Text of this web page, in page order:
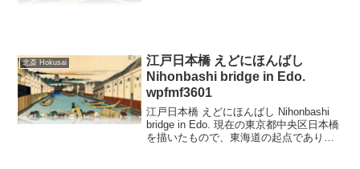
北斎 Hokusai
江戸日本橋 えどにほんばし
Nihonbashi bridge in Edo.
wpfmf3601
江戸日本橋 えどにほんばし Nihonbashi
bridge in Edo. 現在の東京都中央区日本橋
を描いたもので、東海道の起点であり、